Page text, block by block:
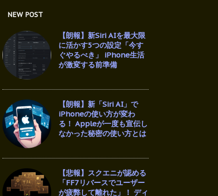
NEW POST
【朗報】新Siri AIを最大限
に活かす5つの設定「今す
ぐやるべき」 iPhone生活
が激変する前準備
【朗報】新「Siri AI」で
iPhoneの使い方が変わ
る！ Appleが一度も宣伝し
なかった秘密の使い方とは
【悲報】スクエニが認める
「FF7リバースでユーザー
が疲弊して離れた」！ ディ